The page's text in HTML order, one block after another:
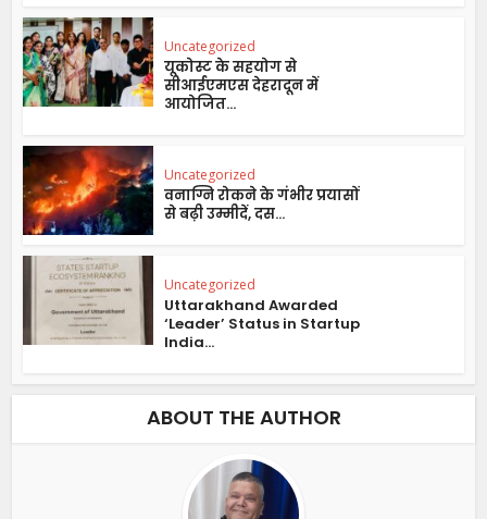
Uncategorized
यूकोस्ट के सहयोग से
सीआईएमएस देहरादून में
आयोजित...
Uncategorized
वनाग्नि रोकने के गंभीर प्रयासों
से बढ़ी उम्मीदें, दस...
Uncategorized
Uttarakhand Awarded
‘Leader’ Status in Startup
India...
ABOUT THE AUTHOR